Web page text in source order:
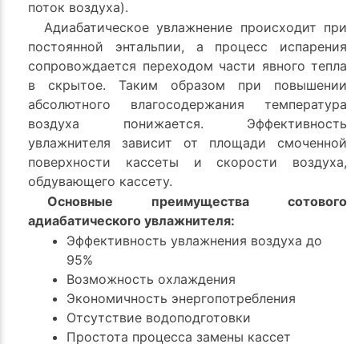
поток воздуха).
Адиабатическое увлажнение происходит при
постоянной энтальпии, а процесс испарения
сопровождается переходом части явного тепла
в скрытое. Таким образом при повышении
абсолютного влагосодержания температура
воздуха понижается. Эффективность
увлажнителя зависит от площади смоченной
поверхности кассеты и скорости воздуха,
обдувающего кассету.
Основные преимущества сотового
адиабатического увлажнителя:
Эффективность увлажнения воздуха до
95%
Возможность охлаждения
Экономичность энергопотребления
Отсутствие водоподготовки
Простота процесса замены кассет